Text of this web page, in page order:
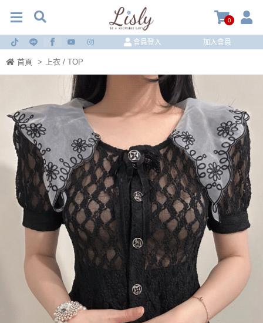
0
會員登入 加入會員
首頁 > 上衣 / TOP